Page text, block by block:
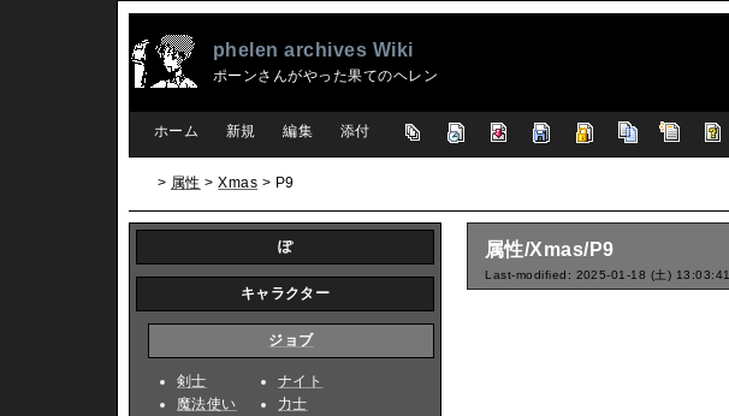
phelen archives Wiki
ポーンさんがやった果てのヘレン
ホーム 新規 編集 添付
> 属性 >Xmas > P9
属性/Xmas/P9
Last-modified: 2025-01-18 (土) 13:03:41
ぽ
キャラクター
ジョブ
剣士
魔法使い
ナイト
力士